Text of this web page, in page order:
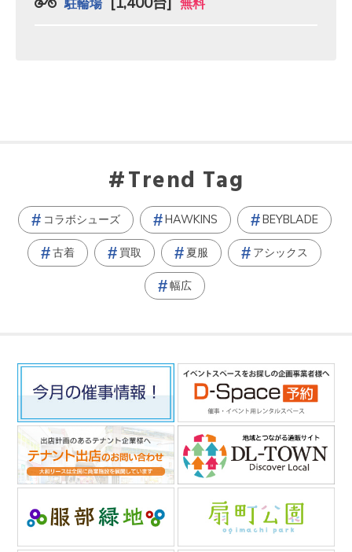
Trend Tag
コラボシューズ HAWKINS BEYBLADE
古着 買取 夏服 アシックス
幅広